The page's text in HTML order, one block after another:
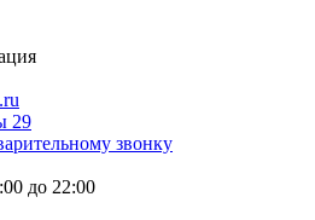
29
звонку
до 22:00